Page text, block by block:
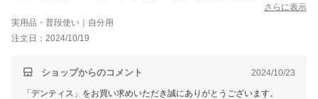
さらに表示
実用品・普段使い｜自分用
注文日：2024/10/19
ショップからのコメント 2024/10/23
「デンティス」をお買い求めいただき誠にありがとうございます。